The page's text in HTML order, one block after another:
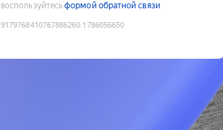
воспользуйтесьформой обратной связи
9179768410767886260:1786056650